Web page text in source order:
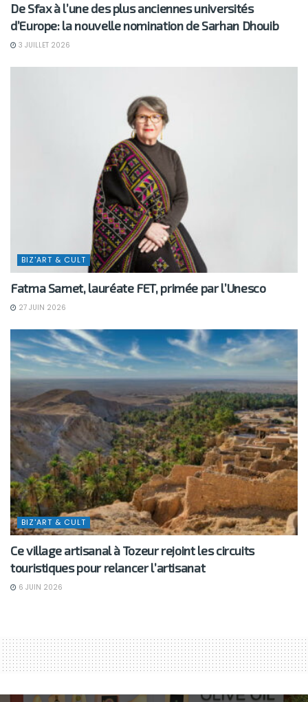
De Sfax à l’une des plus anciennes universités
d’Europe: la nouvelle nomination de Sarhan Dhouib
3 JUILLET 2026
BIZ'ART & CULT
Fatma Samet, lauréate FET, primée par l’Unesco
27 JUIN 2026
BIZ'ART & CULT
Ce village artisanal à Tozeur rejoint les circuits
touristiques pour relancer l’artisanat
6 JUIN 2026